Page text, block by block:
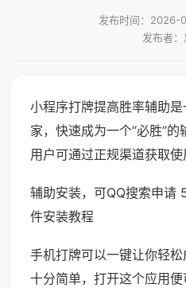
发布时间：2026-
发布者
小程序打牌提高胜率辅助
家，快速成为一个“必胜”
用户可通过正规渠道获取使
辅助安装，可QQ搜索申
件安装教程
手机打牌可以一键让你轻
十分简单，打开这个应用